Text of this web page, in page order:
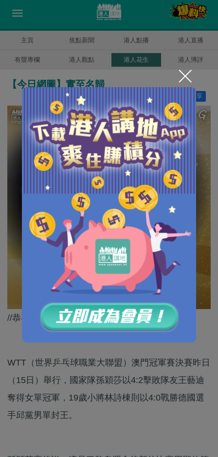
主頁 焦點新聞 港人點播 港人直播
有聲專欄 港人觀點 港人花生 港人博評
【今日網圖】實至名歸
分享
//恭喜兩位國家隊選手！//
WTT（世界乒乓球職業大聯盟）澳門冠軍賽決賽昨日
（15日）舉行，國家隊孫穎莎以4:2擊敗隊友王藝迪
奪得女單冠軍，19歲小將林詩棟則以4:0戰勝德國選
手邱黨男單封王。